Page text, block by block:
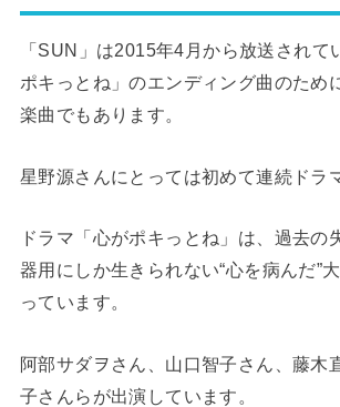
「SUN」は2015年4月から放送されて
ポキっとね」のエンディング曲のため
楽曲でもあります。
星野源さんにとっては初めて連続ドラ
ドラマ「心がポキっとね」は、過去の
器用にしか生きられない“心を病んだ”
っています。
阿部サダヲさん、山口智子さん、藤木
子さんらが出演しています。